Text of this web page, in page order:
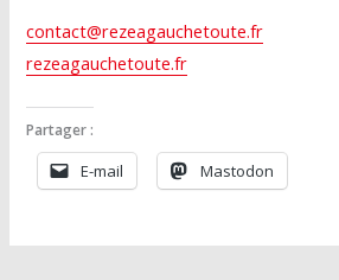
contact@rezeagauchetoute.fr
rezeagauchetoute.fr
Partager :
E-mail Mastodon